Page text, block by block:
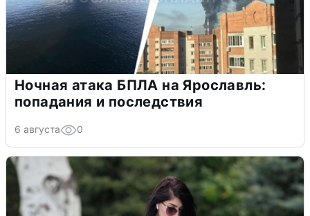
Ночная атака БПЛА на Ярославль:
попадания и последствия
6 августа 0